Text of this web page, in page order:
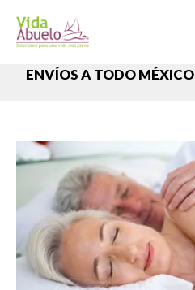
ENVÍOS A TODO MÉXICO